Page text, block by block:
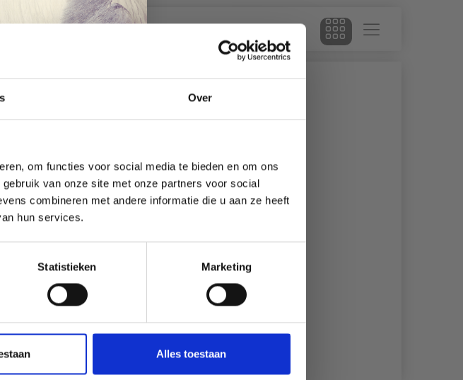
Over
om functies voor social media te bieden en om ons
van onze site met onze partners voor social
combineren met andere informatie die u aan ze heeft
hun services.
Statistieken Marketing
Alles toestaan
PRYM BREIVORK
10.60
Voeg toe aan winkelwagen
50 %
à notre
!
moi !
over onze